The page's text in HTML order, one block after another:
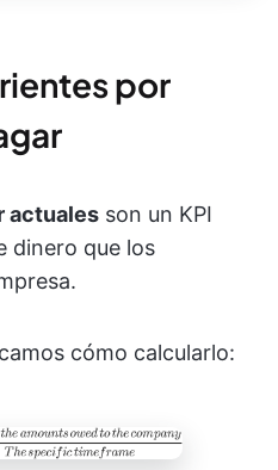
por
actuales son un KPI
dinero que los
cómo calcularlo: